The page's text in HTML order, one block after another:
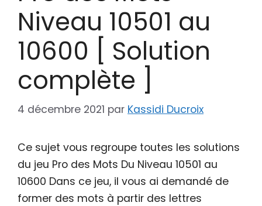
Niveau 10501 au
10600 [ Solution
complète ]
4 décembre 2021 par Kassidi Ducroix
Ce sujet vous regroupe toutes les solutions
du jeu Pro des Mots Du Niveau 10501 au
10600 Dans ce jeu, il vous ai demandé de
former des mots à partir des lettres